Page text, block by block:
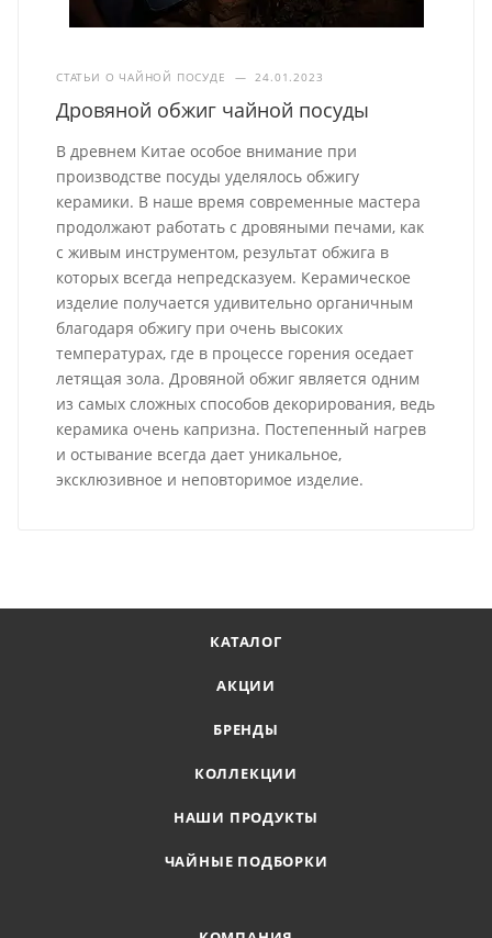
СТАТЬИ О ЧАЙНОЙ ПОСУДЕ — 24.01.2023
Дровяной обжиг чайной посуды
В древнем Китае особое внимание при
производстве посуды уделялось обжигу
керамики. В наше время современные мастера
продолжают работать с дровяными печами, как
с живым инструментом, результат обжига в
которых всегда непредсказуем. Керамическое
изделие получается удивительно органичным
благодаря обжигу при очень высоких
температурах, где в процессе горения оседает
летящая зола. Дровяной обжиг является одним
из самых сложных способов декорирования, ведь
керамика очень капризна. Постепенный нагрев
и остывание всегда дает уникальное,
эксклюзивное и неповторимое изделие.
КАТАЛОГ
АКЦИИ
БРЕНДЫ
КОЛЛЕКЦИИ
НАШИ ПРОДУКТЫ
ЧАЙНЫЕ ПОДБОРКИ